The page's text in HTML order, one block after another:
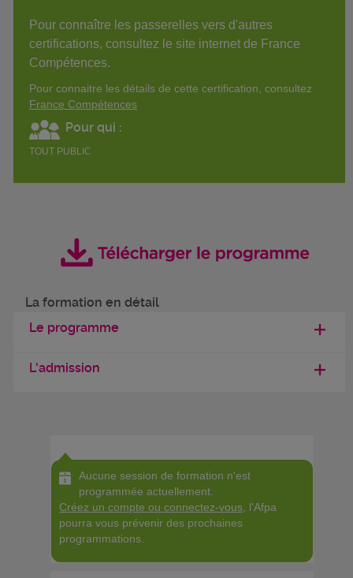
Pour connaître les passerelles vers d'autres
certifications, consultez le site internet de France
Compétences.
Pour connaitre les détails de cette certification, consultez
France Compétences
Pour qui :
TOUT PUBLIC
La formation en détail
Le programme
L'admission
Aucune session de formation n'est
programmée actuellement.
Créez un compte ou connectez-vous , l'Afpa
pourra vous prévenir des prochaines
programmations.